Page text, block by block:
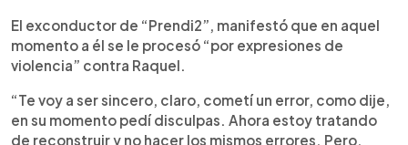
El exconductor de “Prendi2”, manifestó que en aquel
momento a él se le procesó “por expresiones de
violencia” contra Raquel.
“Te voy a ser sincero, claro, cometí un error, como dije,
en su momento pedí disculpas. Ahora estoy tratando
de reconstruir y no hacer los mismos errores. Pero,